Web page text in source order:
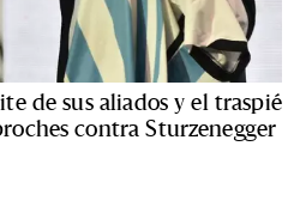
de sus aliados y el traspié
contra Sturzenegger